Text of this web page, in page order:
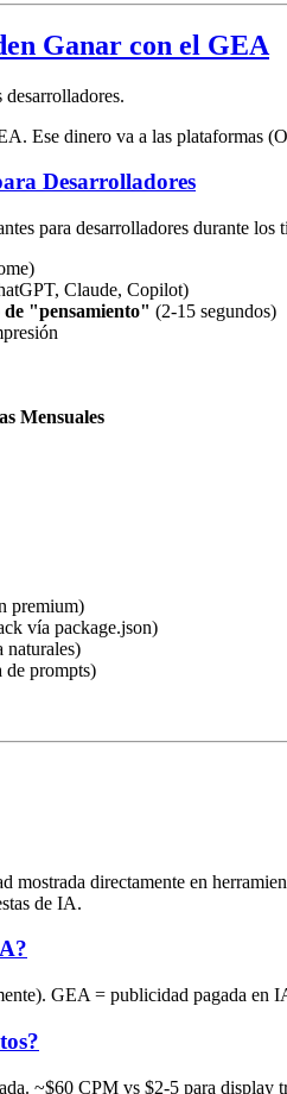
Ganar con el GEA
Ese dinero va a las plataformas
Desarrolladores
para desarrolladores durante los
Claude, Copilot)
de "pensamiento" (2-15 segundos)
Mensuales
premium)
vía package.json)
naturales)
de prompts)
directamente en
de IA.
GEA = publicidad pagada
~$60 CPM vs $2-5 para display